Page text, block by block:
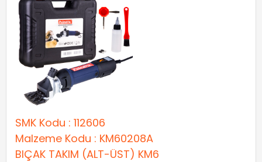
SMK Kodu : 112606
Malzeme Kodu : KM60208A
BIÇAK TAKIM (ALT-ÜST) KM6